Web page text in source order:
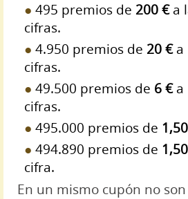
495 premios de 200 €a
cifras.
4.950 premios de 20 €a
cifras.
49.500 premios de 6 €a
cifras.
495.000 premios de
494.890 premios de
cifra.
En un mismo cupón no